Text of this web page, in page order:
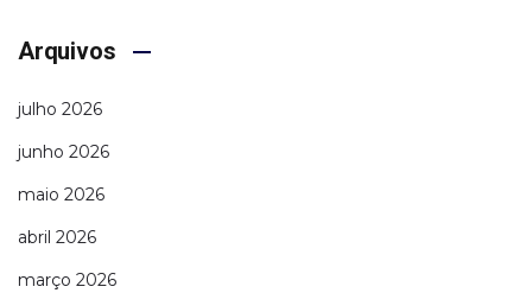
Arquivos
julho 2026
junho 2026
maio 2026
abril 2026
março 2026